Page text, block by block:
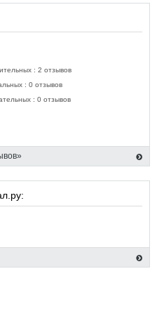
адресу Москва пр. Ленина,
от посещения
посетителями.
: 2 отзывов
: 0 отзывов
: 0 отзывов